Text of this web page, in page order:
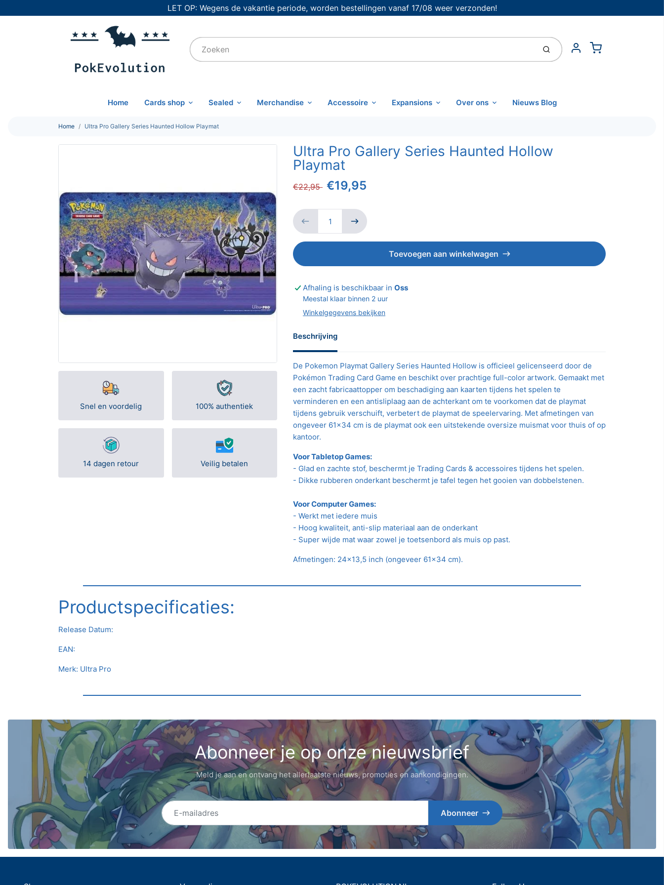
LET OP: Wegens de vakantie periode, worden bestellingen vanaf 17/08 weer verzonden!
IndienenAccount
Cart
Home Cards shop Sealed Merchandise Accessoire Expansions Over ons Nieuws Blog
Home Ultra Pro Gallery Series Haunted Hollow Playmat
Snel en voordelig 100% authentiek
14 dagen retour Veilig betalen
Ultra Pro Gallery Series Haunted Hollow
Playmat
€22,95 €19,95
Toevoegen aan winkelwagen
Afhaling is beschikbaar in Oss
Meestal klaar binnen 2 uur
Winkelgegevens bekijken
Beschrijving
De Pokemon Playmat Gallery Series Haunted Hollow is officieel gelicenseerd door de
Pokémon Trading Card Game en beschikt over prachtige full-color artwork. Gemaakt met
een zacht fabricaattopper om beschadiging aan kaarten tijdens het spelen te
verminderen en een antisliplaag aan de achterkant om te voorkomen dat de playmat
tijdens gebruik verschuift, verbetert de playmat de speelervaring. Met afmetingen van
ongeveer 61x34 cm is de playmat ook een uitstekende oversize muismat voor thuis of op
kantoor.
Voor Tabletop Games:
- Glad en zachte stof, beschermt je Trading Cards & accessoires tijdens het spelen.
- Dikke rubberen onderkant beschermt je tafel tegen het gooien van dobbelstenen.
Voor Computer Games:
- Werkt met iedere muis
- Hoog kwaliteit, anti-slip materiaal aan de onderkant
- Super wijde mat waar zowel je toetsenbord als muis op past.
Afmetingen: 24x13,5 inch (ongeveer 61x34 cm).
Productspecificaties:
Release Datum:
EAN:
Merk: Ultra Pro
Abonneer je op onze nieuwsbrief
Meld je aan en ontvang het allerlaatste nieuws, promoties en aankondigingen.
E-mailadres
Abonneer